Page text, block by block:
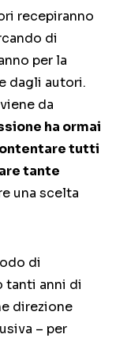
recepiranno
di
per la
dagli autori.
da
ha ormai
tutti
tante
una scelta
di
tanti anni di
direzione
– per